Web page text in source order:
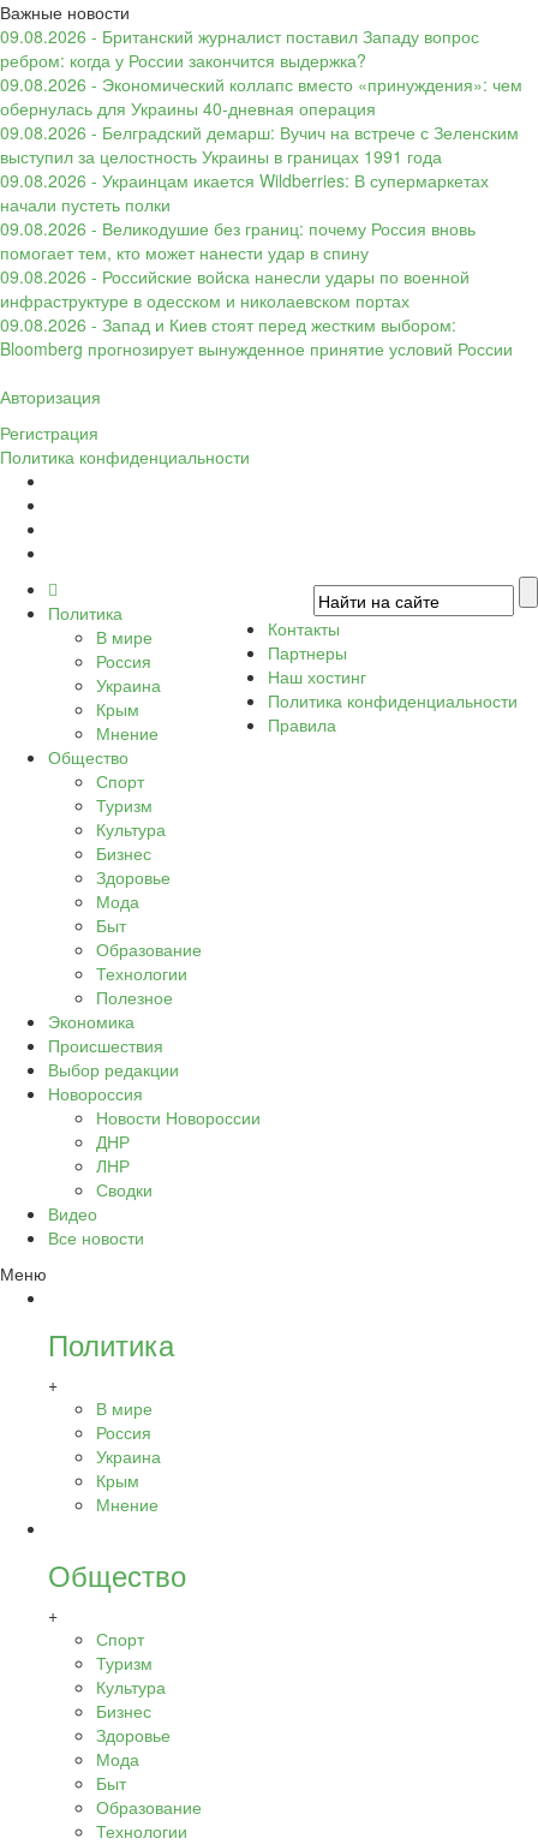
Важные новости
09.08.2026 - Британский журналист поставил Западу вопрос
ребром: когда у России закончится выдержка?
09.08.2026 - Экономический коллапс вместо «принуждения»: чем
обернулась для Украины 40-дневная операция
09.08.2026 - Белградский демарш: Вучич на встрече с Зеленским
выступил за целостность Украины в границах 1991 года
09.08.2026 - Украинцам икается Wildberries: В супермаркетах
начали пустеть полки
09.08.2026 - Великодушие без границ: почему Россия вновь
помогает тем, кто может нанести удар в спину
09.08.2026 - Российские войска нанесли удары по военной
инфраструктуре в одесском и николаевском портах
09.08.2026 - Запад и Киев стоят перед жестким выбором:
Bloomberg прогнозирует вынужденное принятие условий России
Авторизация
Регистрация
Политика конфиденциальности
Политика
В мире
Россия
Украина
Крым
Мнение
Общество
Спорт
Туризм
Культура
Бизнес
Здоровье
Мода
Быт
Образование
Технологии
Полезное
Экономика
Происшествия
Выбор редакции
Новороссия
Новости Новороссии
ДНР
ЛНР
Сводки
Видео
Все новости
Меню
Политика
+
В мире
Россия
Украина
Крым
Мнение
Общество
+
Спорт
Туризм
Культура
Бизнес
Здоровье
Мода
Быт
Образование
Технологии
Контакты
Партнеры
Наш хостинг
Политика конфиденциальности
Правила